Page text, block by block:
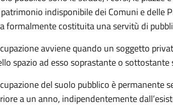
indisponibile dei Comuni e delle
formalmente costituita una servitù di
avviene quando un soggetto
spazio ad esso soprastante o
del suolo pubblico è permanente
a un anno, indipendentemente